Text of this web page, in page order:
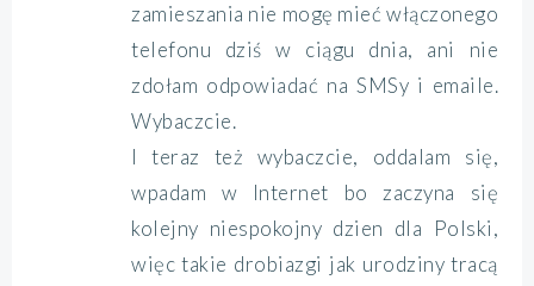
zamieszania nie mogę mieć włączonego
telefonu dziś w ciągu dnia, ani nie
zdołam odpowiadać na SMSy i emaile.
Wybaczcie.
I teraz też wybaczcie, oddalam się,
wpadam w Internet bo zaczyna się
kolejny niespokojny dzien dla Polski,
więc takie drobiazgi jak urodziny tracą